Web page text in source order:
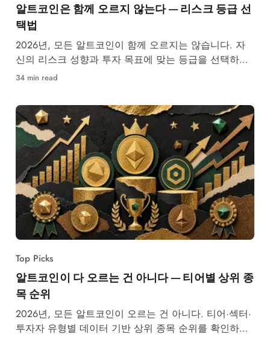
알트코인은 함께 오르지 않는다 — 리스크 등급 선
택법
2026년, 모든 알트코인이 함께 오르지는 않습니다. 자
신의 리스크 성향과 투자 목표에 맞는 등급을 선택하는
방법을 알아보세요.
34 min read
Top Picks
알트코인이 다 오르는 건 아니다 — 티어별 상위 종
목 순위
2026년, 모든 알트코인이 오르는 건 아니다. 티어·섹터·
투자자 유형별 데이터 기반 상위 종목 순위를 확인하세